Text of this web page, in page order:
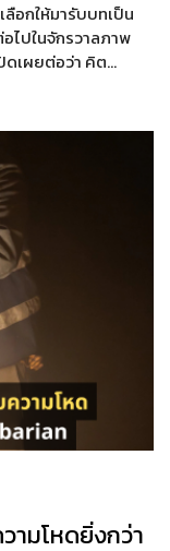
ลือกให้มารับบทเป็น
ไปในจักรวาลภาพ
ดเผยต่อว่า คิต…
ามโหดยิ่งกว่า